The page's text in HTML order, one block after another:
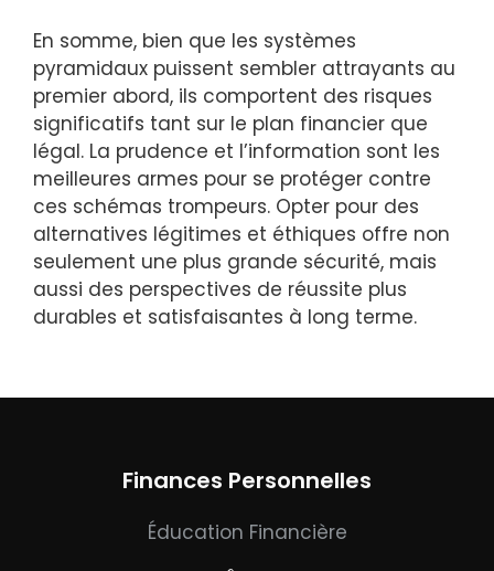
En somme, bien que les systèmes
pyramidaux puissent sembler attrayants au
premier abord, ils comportent des risques
significatifs tant sur le plan financier que
légal. La prudence et l’information sont les
meilleures armes pour se protéger contre
ces schémas trompeurs. Opter pour des
alternatives légitimes et éthiques offre non
seulement une plus grande sécurité, mais
aussi des perspectives de réussite plus
durables et satisfaisantes à long terme.
Finances Personnelles
Éducation Financière